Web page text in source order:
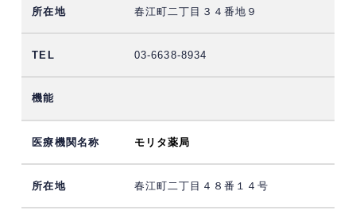
春江町二丁目３４番地９
03-6638-8934
モリタ薬局
春江町二丁目４８番１４号